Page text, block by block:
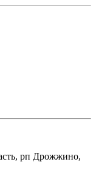
рп Дрожжино,